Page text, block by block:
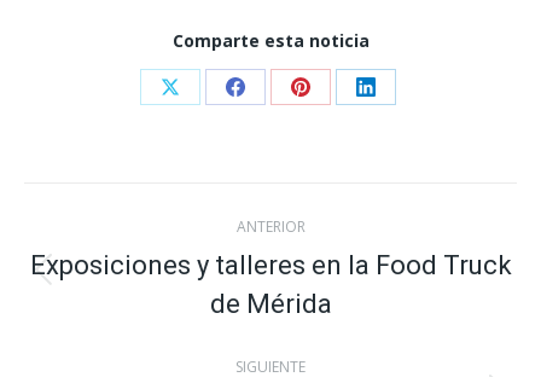
Comparte esta noticia
Share Share Share Share
Navegación
entre
publicaciones
ANTERIOR
Publicación
anterior:
Exposiciones y talleres en la Food Truck
de Mérida
SIGUIENTE